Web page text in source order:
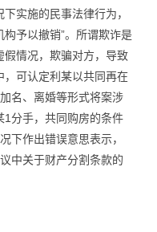
实施的民事法律行为，
予以撤销”。所谓欺诈是
情况，欺骗对方，导致
，可认定利某以共同再在
名、离婚等形式将案涉
1分手，共同购房的条件
下作出错误意思表示，
中关于财产分割条款的